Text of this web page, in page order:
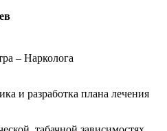
– Нарколога
и разработка плана лечения